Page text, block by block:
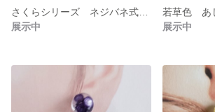
展示中
展示中